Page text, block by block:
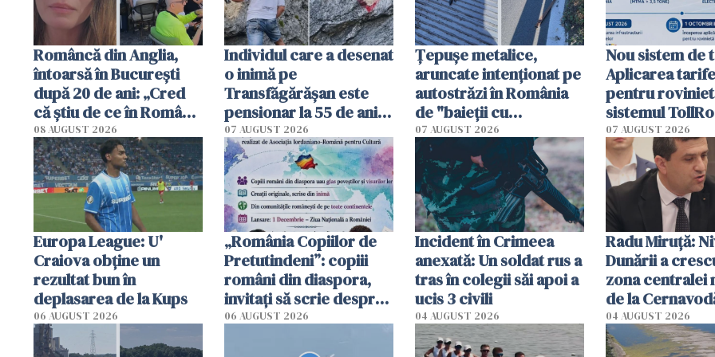
Româncă din Anglia,
întoarsă în București
după 20 de ani: „Cred
că știu de ce în România
se trăiește mai bine ca
în Anglia. E schimbat"
08 AUGUST 2026
Individul care a desenat
o inimă pe
Transfăgărășan este
pensionar la 55 de ani.
Poliția l-a identificat
07 AUGUST 2026
Țepușe metalice,
aruncate intenționat pe
autostrăzi în România
de "baieții cu
platforme": "Mi-au
cerut 1200 lei să mă
tracteze"
07 AUGUST 2026
Nou sistem de
Aplicarea
pentru
sistemul
începe la 1
07 AUGUST 2026
Europa League: U'
Craiova obține un
rezultat bun în
deplasarea de la Kups
06 AUGUST 2026
„România Copiilor de
Pretutindeni”: copiii
români din diaspora,
invitați să scrie despre
România într-un volum
06 AUGUST 2026
Incident în Crimeea
anexată: Un soldat rus a
tras în colegii săi apoi a
ucis 3 civili
04 AUGUST 2026
Radu Miruţă:
Dunării a
zona centralei
de la
cm faţă de
04 AUGUST 2026